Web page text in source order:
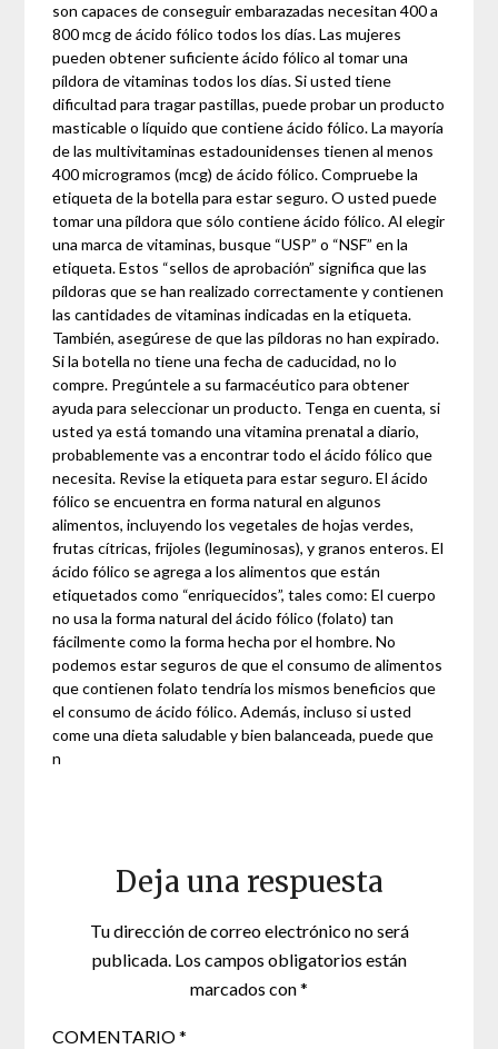
son capaces de conseguir embarazadas necesitan 400 a
800 mcg de ácido fólico todos los días. Las mujeres
pueden obtener suficiente ácido fólico al tomar una
píldora de vitaminas todos los días. Si usted tiene
dificultad para tragar pastillas, puede probar un producto
masticable o líquido que contiene ácido fólico. La mayoría
de las multivitaminas estadounidenses tienen al menos
400 microgramos (mcg) de ácido fólico. Compruebe la
etiqueta de la botella para estar seguro. O usted puede
tomar una píldora que sólo contiene ácido fólico. Al elegir
una marca de vitaminas, busque “USP” o “NSF” en la
etiqueta. Estos “sellos de aprobación” significa que las
píldoras que se han realizado correctamente y contienen
las cantidades de vitaminas indicadas en la etiqueta.
También, asegúrese de que las píldoras no han expirado.
Si la botella no tiene una fecha de caducidad, no lo
compre. Pregúntele a su farmacéutico para obtener
ayuda para seleccionar un producto. Tenga en cuenta, si
usted ya está tomando una vitamina prenatal a diario,
probablemente vas a encontrar todo el ácido fólico que
necesita. Revise la etiqueta para estar seguro. El ácido
fólico se encuentra en forma natural en algunos
alimentos, incluyendo los vegetales de hojas verdes,
frutas cítricas, frijoles (leguminosas), y granos enteros. El
ácido fólico se agrega a los alimentos que están
etiquetados como “enriquecidos”, tales como: El cuerpo
no usa la forma natural del ácido fólico (folato) tan
fácilmente como la forma hecha por el hombre. No
podemos estar seguros de que el consumo de alimentos
que contienen folato tendría los mismos beneficios que
el consumo de ácido fólico. Además, incluso si usted
come una dieta saludable y bien balanceada, puede que
n
Deja una respuesta
Tu dirección de correo electrónico no será
publicada. Los campos obligatorios están
marcados con*
COMENTARIO*